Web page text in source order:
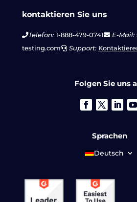
kontaktieren Sie uns
Telefon:1-888-479-0741 E-Mail:
testing.com
Support:
Folgen Sie uns
Sprachen
Deutsch